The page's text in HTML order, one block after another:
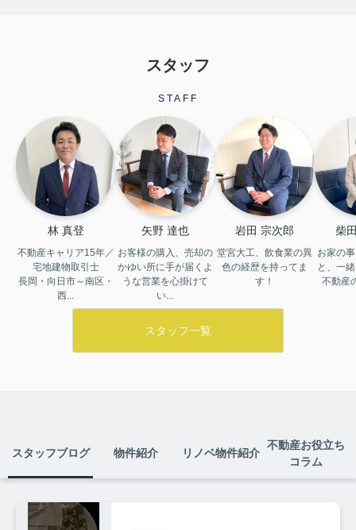
で食べ...
宝ヶ池公園
こんにちは！クラストホームの中野
です。先日、私が子供の頃から通っ
ていた宝ヶ池公園へ子供と遊びに行
きました。自分が子供の頃から変わ
っていない遊具が多く私が息子くら
いの時に遊んでいた同じ遊具で息子
が一生懸...
2026.08.01
ホワイト×ナチュラル、シンプルで可
愛らしい雰囲気が素敵なリノ...
―塔南蒔絵ハイツ 3階―最寄りスー
パー、ドラッグストア、コンビニ、
全て10分以内の生活便利な好立地マ
ンション♪今年6月にフルリノベーシ
スタッフ
STAFF
林 真登
不動産キャリア15年／
宅地建物取引士
長岡・向日市～南区・
西...
矢野 達也
お客様の購入、売却の
かゆい所に手が届くよ
うな営業を心掛けて
い...
岩田 宗次郎
堂宮大工、飲食業の異
色の経歴を持ってま
す！
柴
お家の
と、一
不動産
スタッフ一覧
スタッフブログ 物件紹介 リノベ物件紹介
不動産お役立ち
コラム